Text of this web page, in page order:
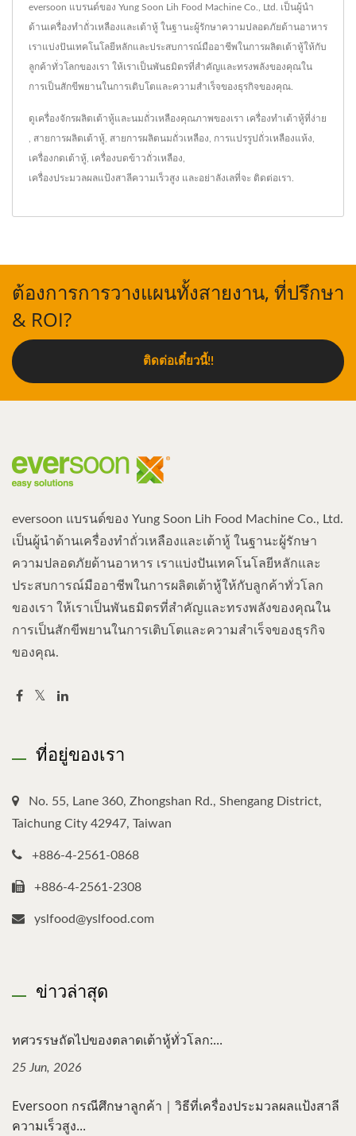
eversoon แบรนด์ของ Yung Soon Lih Food Machine Co., Ltd. เป็นผู้นำ
ด้านเครื่องทำถั่วเหลืองและเต้าหู้ ในฐานะผู้รักษาความปลอดภัยด้านอาหาร
เราแบ่งปันเทคโนโลยีหลักและประสบการณ์มืออาชีพในการผลิตเต้าหู้ให้กับ
ลูกค้าทั่วโลกของเรา ให้เราเป็นพันธมิตรที่สำคัญและทรงพลังของคุณใน
การเป็นสักขีพยานในการเติบโตและความสำเร็จของธุรกิจของคุณ.
ดูเครื่องจักรผลิตเต้าหู้และนมถั่วเหลืองคุณภาพของเรา เครื่องทำเต้าหู้ที่ง่าย
, สายการผลิตเต้าหู้, สายการผลิตนมถั่วเหลือง, การแปรรูปถั่วเหลืองแห้ง,
เครื่องกดเต้าหู้, เครื่องบดข้าวถั่วเหลือง,
เครื่องประมวลผลแป้งสาลีความเร็วสูง และอย่าลังเลที่จะ ติดต่อเรา.
ต้องการการวางแผนทั้งสายงาน, ที่ปรึกษา
& ROI?
ติดต่อเดี๋ยวนี้!!
eversoon แบรนด์ของ Yung Soon Lih Food Machine Co., Ltd.
เป็นผู้นำด้านเครื่องทำถั่วเหลืองและเต้าหู้ ในฐานะผู้รักษา
ความปลอดภัยด้านอาหาร เราแบ่งปันเทคโนโลยีหลักและ
ประสบการณ์มืออาชีพในการผลิตเต้าหู้ให้กับลูกค้าทั่วโลก
ของเรา ให้เราเป็นพันธมิตรที่สำคัญและทรงพลังของคุณใน
การเป็นสักขีพยานในการเติบโตและความสำเร็จของธุรกิจ
ของคุณ.
ที่อยู่ของเรา
No. 55, Lane 360, Zhongshan Rd., Shengang District,
Taichung City 42947, Taiwan
+886-4-2561-0868
+886-4-2561-2308
yslfood@yslfood.com
ข่าวล่าสุด
ทศวรรษถัดไปของตลาดเต้าหู้ทั่วโลก:...
25 Jun, 2026
Eversoon กรณีศึกษาลูกค้า｜วิธีที่เครื่องประมวลผลแป้งสาลี
ความเร็วสูง...